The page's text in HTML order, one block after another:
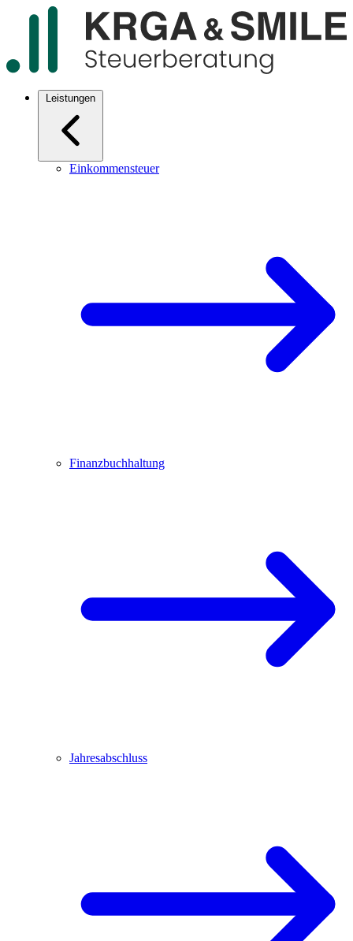
Leistungen
Einkommensteuer
Finanzbuchhaltung
Jahresabschluss